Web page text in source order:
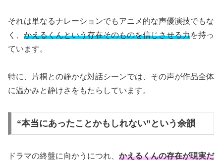
それは単なるナレーションでもアニメ的な声優演技でもな
く、 かえるくんという存在そのものを信じさせる力を持っ
ています。
特に、片桐との静かな対話シーンでは、その声が作品全体
に温かみと静けさをもたらしています。
“本当にあったことかもしれない”という余韻
ドラマの終盤に向かうにつれ、 かえるくんの存在が現実だ